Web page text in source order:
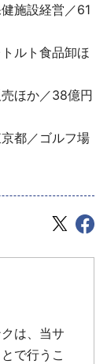
施設経営／61
ルト食品卸ほ
ほか／38億円
都／ゴルフ場
は、当サ
で行うこ